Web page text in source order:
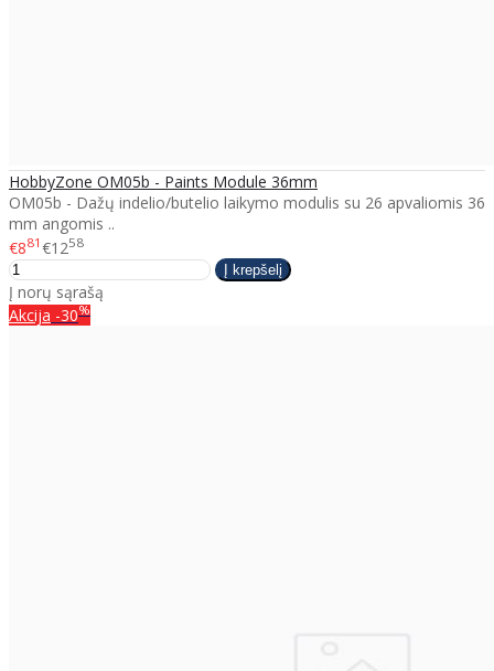
HobbyZone OM05b - Paints Module 36mm
OM05b - Dažų indelio/butelio laikymo modulis su 26 apvaliomis 36
mm angomis ..
€881 €1258
Į norų sąrašą
Akcija -30%